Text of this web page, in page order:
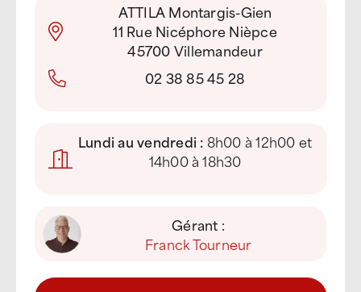
ATTILA Montargis-Gien
11 Rue Nicéphore Nièpce
45700 Villemandeur
02 38 85 45 28
Lundi au vendredi : 8h00 à 12h00 et
14h00 à 18h30
Gérant :
Franck Tourneur